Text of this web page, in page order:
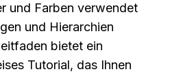
und Farben verwendet
und Hierarchien
bietet ein
Tutorial, das Ihnen